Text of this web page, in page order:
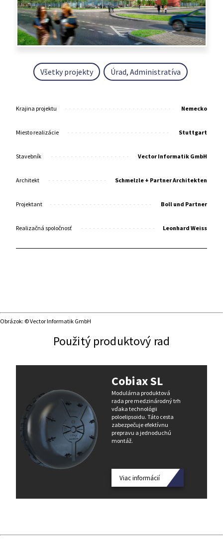
Všetky projekty Úrad, Administratíva
Krajina projektu Nemecko
Miesto realizácie Stuttgart
Stavebník Vector Informatik GmbH
Architekt Schmelzle + Partner Architekten
Projektant Boll und Partner
Realizačná spoločnosť Leonhard Weiss
Obrázok: © Vector Informatik GmbH
Použitý produktový rad
Cobiax SL
Modulárna produktová
rada pre medzinárodný trh
vďaka technológii
poloelipsoidu. Táto cesta
zabezpečuje efektívnu
prepravu a jednoduchú
montáž.
Viac informácií